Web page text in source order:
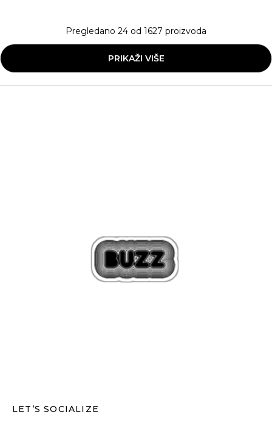
Pregledano 24 od 1627 proizvoda
PRIKAŽI VIŠE
LET’S SOCIALIZE